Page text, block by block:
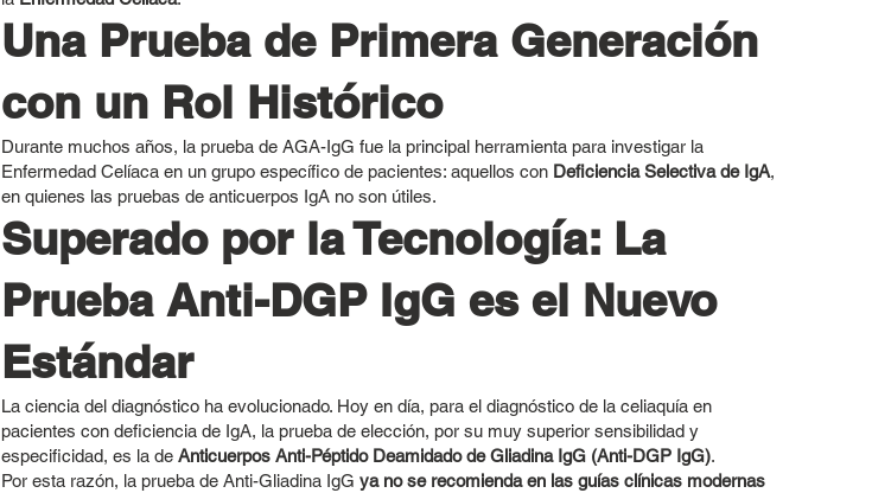
Una Prueba de Primera Generación
con un Rol Histórico
Durante muchos años, la prueba de AGA-IgG fue la principal herramienta para investigar la
Enfermedad Celíaca en un grupo específico de pacientes: aquellos con Deficiencia Selectiva de IgA,
en quienes las pruebas de anticuerpos IgA no son útiles.
Superado por la Tecnología: La
Prueba Anti-DGP IgG es el Nuevo
Estándar
La ciencia del diagnóstico ha evolucionado. Hoy en día, para el diagnóstico de la celiaquía en
pacientes con deficiencia de IgA, la prueba de elección, por su muy superior sensibilidad y
especificidad, es la deAnticuerpos Anti-Péptido Deamidado de Gliadina IgG (Anti-DGP IgG).
Por esta razón, la prueba de Anti-Gliadina IgGya no se recomienda en las guías clínicas modernas